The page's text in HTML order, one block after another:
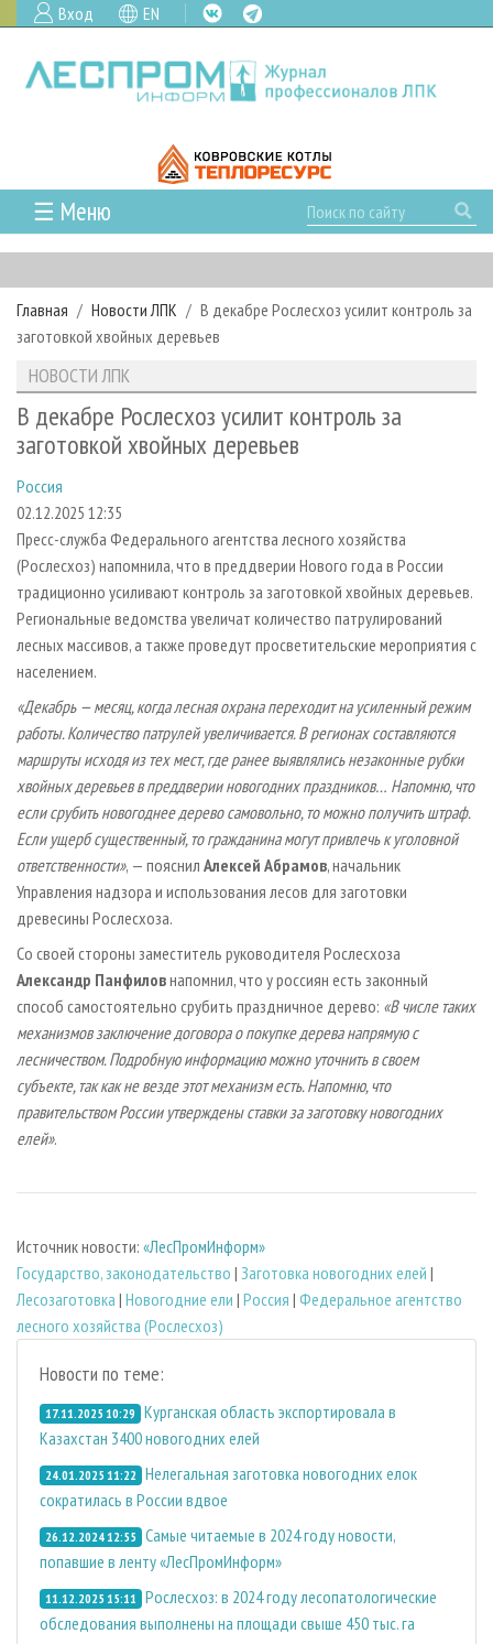
Вход EN
☰ Меню
ГЛАВНАЯ
РУБРИКИ И ТЕМЫ
РУБРИКИ ЖУРНАЛА
ЛЕСОЗАГОТОВКА
ЛЕСОПИЛЕНИЕ
СУШКА ДРЕВЕСИНЫ
ПРОИЗВОДСТВО ДРЕВЕСНЫХ ПЛИТ
ДЕРЕВЯННОЕ ДОМОСТРОЕНИЕ
ПРОИЗВОДСТВО МЕБЕЛИ
БИОЭНЕРГЕТИКА
ИНСТРУМЕНТ И МАТЕРИАЛЫ
НОВОСТИ
НОВОСТИ ЛПК
НОВОСТИ ЖУРНАЛА
ПРОЕКТЫ ЛПИ
АНАЛИТИКА
ПРЕДПРИЯТИЯ ЛПК
ПЕРСОНЫ
МОБИЛЬНЫЕ ВЫСТАВКИ
ОФИЦИАЛЬНЫЕ ДЕЛЕГАЦИИ
ПРИОРИТЕТНЫЕ ИНВЕСТПРОЕКТЫ
RUSSIAN FORESTRY REVIEW
ГАЗЕТА ЛЕСПРОМФОРУМ
БИБЛИОТЕКА СПЕЦИАЛИСТА
АРХИВ ЖУРНАЛОВ
О ЖУРНАЛЕ
КОНТАКТЫ
РЕКЛАМОДАТЕЛЯМ
РЕКЛАМА
РЕКЛАМА НА САЙТЕ
Главная Новости ЛПК
В декабре Рослесхоз усилит контроль за
заготовкой хвойных деревьев
НОВОСТИ ЛПК
В декабре Рослесхоз усилит контроль за
заготовкой хвойных деревьев
Россия
02.12.2025 12:35
Пресс-служба Федерального агентства лесного хозяйства
(Рослесхоз) напомнила, что в преддверии Нового года в России
традиционно усиливают контроль за заготовкой хвойных деревьев.
Региональные ведомства увеличат количество патрулирований
лесных массивов, а также проведут просветительские мероприятия с
населением.
«Декабрь — месяц, когда лесная охрана переходит на усиленный режим
работы. Количество патрулей увеличивается. В регионах составляются
маршруты исходя из тех мест, где ранее выявлялись незаконные рубки
хвойных деревьев в преддверии новогодних праздников… Напомню, что
если срубить новогоднее дерево самовольно, то можно получить штраф.
Если ущерб существенный, то гражданина могут привлечь к уголовной
ответственности», — пояснил Алексей Абрамов, начальник
Управления надзора и использования лесов для заготовки
древесины Рослесхоза.
Со своей стороны заместитель руководителя Рослесхоза
Александр Панфиловнапомнил, что у россиян есть законный
способ самостоятельно срубить праздничное дерево: «В числе таких
механизмов заключение договора о покупке дерева напрямую с
лесничеством. Подробную информацию можно уточнить в своем
субъекте, так как не везде этот механизм есть. Напомню, что
правительством России утверждены ставки за заготовку новогодних
елей».
Источник новости: «ЛесПромИнформ»
Государство, законодательство | Заготовка новогодних елей |
Лесозаготовка | Новогодние ели | Россия | Федеральное агентство
лесного хозяйства (Рослесхоз)
Новости по теме:
17.11.2025 10:29 Курганская область экспортировала в
Казахстан 3400 новогодних елей
24.01.2025 11:22 Нелегальная заготовка новогодних елок
сократилась в России вдвое
26.12.2024 12:55 Самые читаемые в 2024 году новости,
попавшие в ленту «ЛесПромИнформ»
11.12.2025 15:11 Рослесхоз: в 2024 году лесопатологические
обследования выполнены на площади свыше 450 тыс. га